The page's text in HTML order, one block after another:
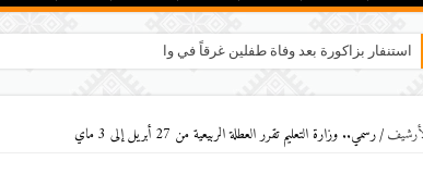
استنفار بزاكورة بعد وفاة طفلين غرقاً في واد درعة بأولاد يحيى لكراير
/رسمي.. وزارة التعليم تقرر العطلة الربيعية من 27 أبريل إلى 3 ماي